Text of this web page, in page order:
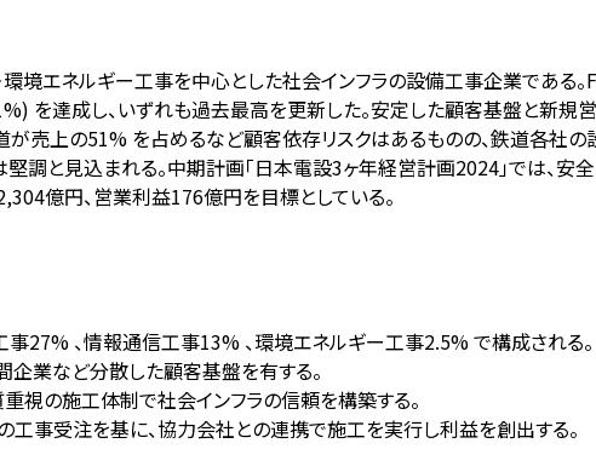
境エネルギー工事を中心とした社会インフラの設備工事企業であ
を達成し、いずれも過去最高を更新した。安定した顧客基盤と新規
売上の51% を占めるなど顧客依存リスクはあるものの、鉄道各社
と見込まれる。中期計画「日本電設3ヶ年経営計画2024」では、安
億円、営業利益176億円を目標としている。
27% 、情報通信工事13% 、環境エネルギー工事2.5% で構成される。
業など分散した顧客基盤を有する。
視の施工体制で社会インフラの信頼を構築する。
事受注を基に、協力会社との連携で施工を実行し利益を創出する。